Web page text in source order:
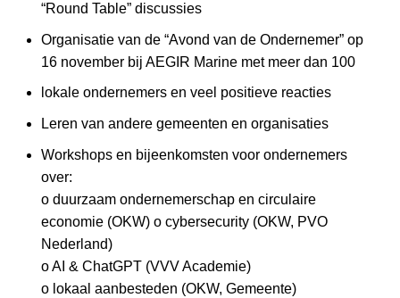
“Round Table” discussies
Organisatie van de “Avond van de Ondernemer” op
16 november bij AEGIR Marine met meer dan 100
lokale ondernemers en veel positieve reacties
Leren van andere gemeenten en organisaties
Workshops en bijeenkomsten voor ondernemers
over:
o duurzaam ondernemerschap en circulaire
economie (OKW) o cybersecurity (OKW, PVO
Nederland)
o AI & ChatGPT (VVV Academie)
o lokaal aanbesteden (OKW, Gemeente)